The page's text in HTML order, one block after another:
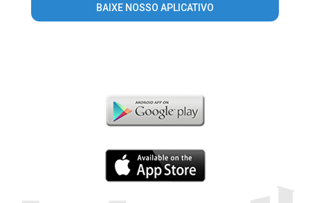
BAIXE NOSSO APLICATIVO